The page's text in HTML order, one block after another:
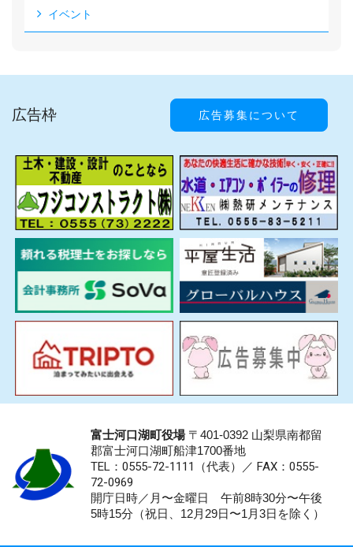
イベント
広告枠 広告募集について
富士河口湖町役場〒401-0392 山梨県南都留
郡富士河口湖町船津1700番地
TEL：0555-72-1111 （代表）／ FAX：0555-
72-0969
開庁日時／月〜金曜日 午前8時30分〜午後
5時15分（祝日、12月29日〜1月3日を除く）